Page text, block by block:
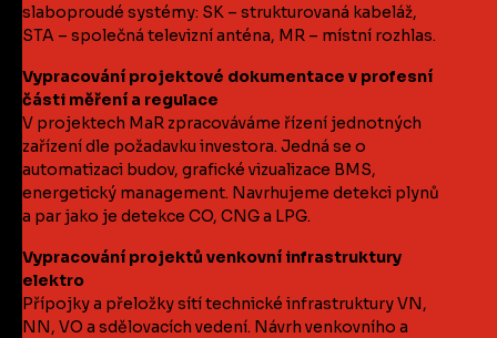
slaboproudé systémy: SK – strukturovaná kabeláž,
STA – společná televizní anténa, MR – místní rozhlas.
Vypracování projektové dokumentace v profesní
části měření a regulace
V projektech MaR zpracováváme řízení jednotných
zařízení dle požadavku investora. Jedná se o
automatizaci budov, grafické vizualizace BMS,
energetický management. Navrhujeme detekci plynů
a par jako je detekce CO, CNG a LPG.
Vypracování projektů venkovní infrastruktury
elektro
Přípojky a přeložky sítí technické infrastruktury VN,
NN, VO a sdělovacích vedení. Návrh venkovního a